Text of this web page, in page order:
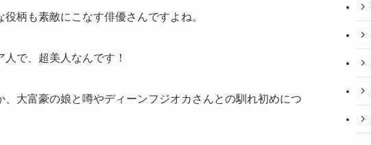
柄も素敵にこなす俳優さんですよね。
で、超美人なんです！
大富豪の娘と噂やディーンフジオカさんとの馴れ初めにつ